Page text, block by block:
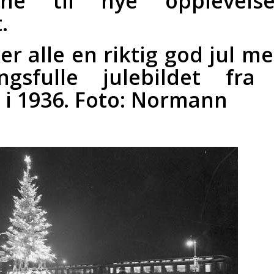
alle en riktig god jul
julebildet fra
1936. Foto: Normann